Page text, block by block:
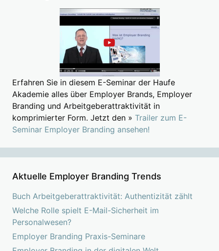
Erfahren Sie in diesem E-Seminar der Haufe
Akademie alles über Employer Brands, Employer
Branding und Arbeitgeberattraktivität in
komprimierter Form. Jetzt den » Trailer zum E-
Seminar Employer Branding ansehen!
Aktuelle Employer Branding Trends
Buch Arbeitgeberattraktivität: Authentizität zählt
Welche Rolle spielt E-Mail-Sicherheit im
Personalwesen?
Employer Branding Praxis-Seminare